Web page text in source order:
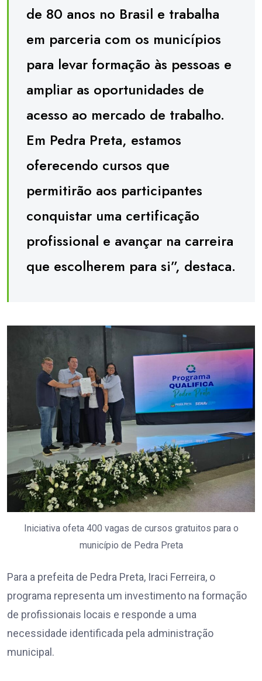
de 80 anos no Brasil e trabalha
em parceria com os municípios
para levar formação às pessoas e
ampliar as oportunidades de
acesso ao mercado de trabalho.
Em Pedra Preta, estamos
oferecendo cursos que
permitirão aos participantes
conquistar uma certificação
profissional e avançar na carreira
que escolherem para si”, destaca.
Iniciativa ofeta 400 vagas de cursos gratuitos para o
município de Pedra Preta
Para a prefeita de Pedra Preta, Iraci Ferreira, o
programa representa um investimento na formação
de profissionais locais e responde a uma
necessidade identificada pela administração
municipal.